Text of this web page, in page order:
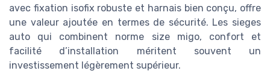
avec fixation isofix robuste et harnais bien conçu, offre
une valeur ajoutée en termes de sécurité. Les sieges
auto qui combinent norme size migo, confort et
facilité d’installation méritent souvent un
investissement légèrement supérieur.